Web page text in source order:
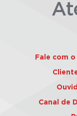
Fale com o
Canal de